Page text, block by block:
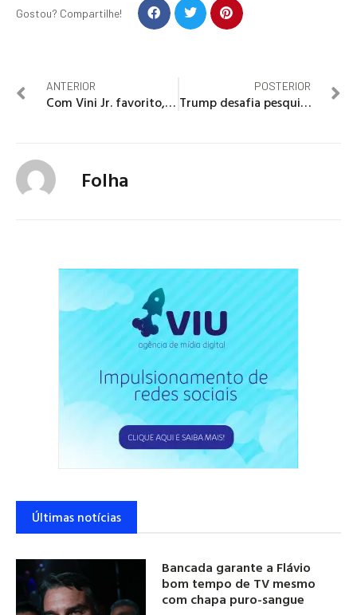
Gostou? Compartilhe!
ANTERIOR
Com Vini Jr. favorito, Bola de Ouro anuncia mudança importante
POSTERIOR
Trump desafia pesquisas e prioriza discursos sobre imigração
Folha
Últimas notícias
Bancada garante a Flávio
bom tempo de TV mesmo
com chapa puro-sangue